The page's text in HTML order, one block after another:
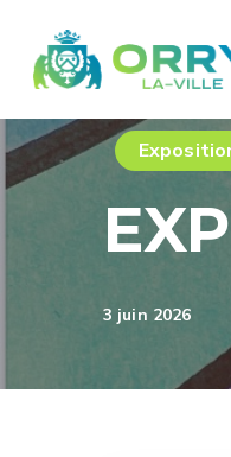
3 juin 2026